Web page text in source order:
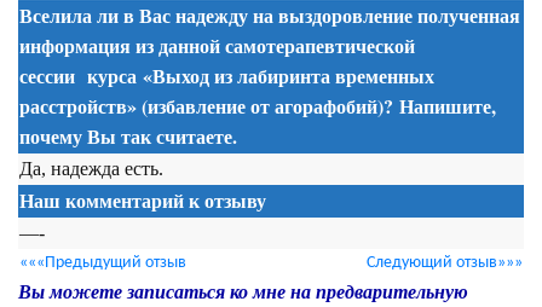
Вселила ли в Вас надежду на выздоровление полученная
информация из даннойсамотерапевтической
сессии курса «Выход из лабиринта временных
расстройств» (избавление от агорафобий)? Напишите,
почему Вы так считаете.
Да, надежда есть.
Наш комментарий к отзыву
—-
«««Предыдущий отзыв Следующий отзыв»»»
Вы можете записаться ко мне на предварительную